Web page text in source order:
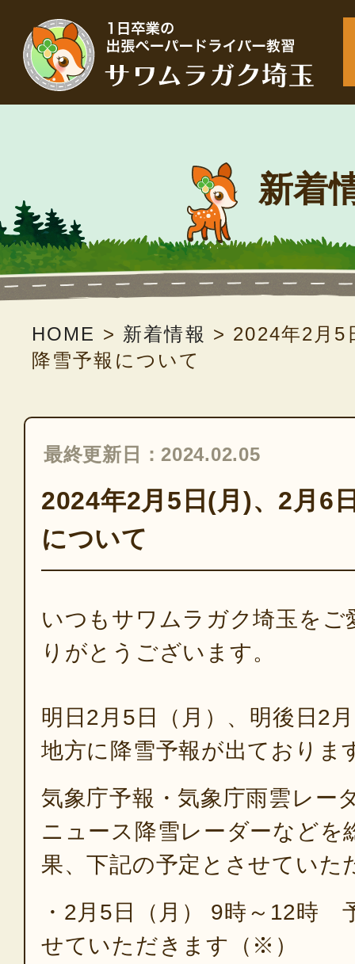
新着
HOME > 新着情報 > 2024年2月5
降雪予報について
2024年2月5日(月)、2月6
について
最終更新日：2024.02.05
いつもサワムラガク埼玉をご
りがとうございます。
明日2月5日（月）、明後日2
地方に降雪予報が出ておりま
気象庁予報・気象庁雨雲レー
ニュース降雪レーダーなどを
果、下記の予定とさせていた
・2月5日（月） 9時～12時
せていただきます（※）